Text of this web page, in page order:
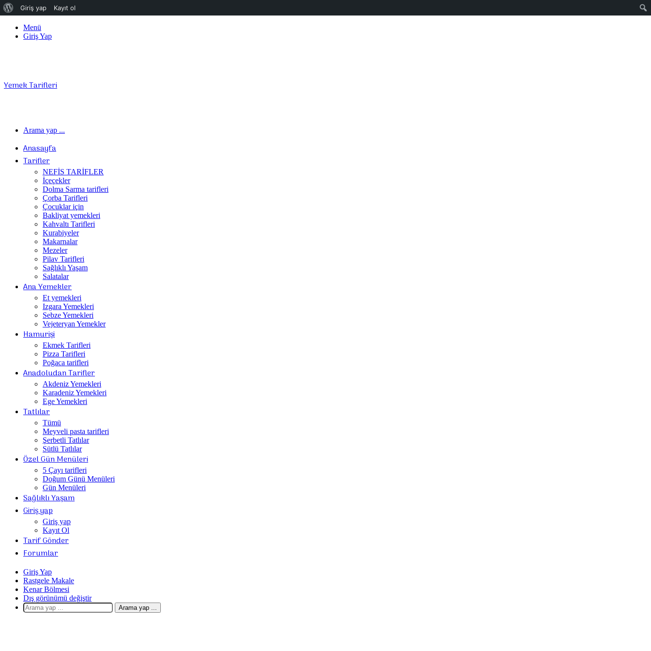
WordPress
Giriş yap Kayıt ol
Menü
Giriş Yap
Yemek Tarifleri
Arama yap ...
Anasayfa
Tarifler
NEFİS TARİFLER
İçeçekler
Dolma Sarma tarifleri
Çorba Tarifleri
Çocuklar için
Bakliyat yemekleri
Kahvaltı Tarifleri
Kurabiyeler
Makarnalar
Mezeler
Pilav Tarifleri
Sağlıklı Yaşam
Salatalar
Ana Yemekler
Et yemekleri
Izgara Yemekleri
Sebze Yemekleri
Vejeteryan Yemekler
Hamurişi
Ekmek Tarifleri
Pizza Tarifleri
Poğaca tarifleri
Anadoludan Tarifler
Akdeniz Yemekleri
Karadeniz Yemekleri
Ege Yemekleri
Tatlılar
Tümü
Meyveli pasta tarifleri
Şerbetli Tatlılar
Sütlü Tatlılar
Özel Gün Menüleri
5 Çayı tarifleri
Doğum Günü Menüleri
Gün Menüleri
Sağlıklı Yaşam
Giriş yap
Giriş yap
Kayıt Ol
Tarif Gönder
Forumlar
Giriş Yap
Rastgele Makale
Kenar Bölmesi
Dış görünümü değiştir
Arama yap ...